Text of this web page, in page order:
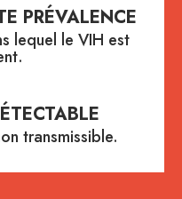
PRÉVALENCE
lequel le VIH est
transmissible.